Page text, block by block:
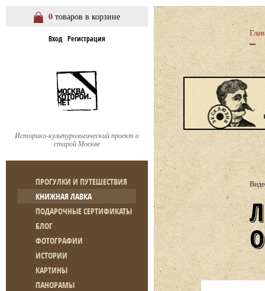
0 товаров в корзине
Вход Регистрация
Историко-культурологический проект о
старой Москве
ПРОГУЛКИ И ПУТЕШЕСТВИЯ
КНИЖНАЯ ЛАВКА
ПОДАРОЧНЫЕ СЕРТИФИКАТЫ
БЛОГ
ФОТОГРАФИИ
ИСТОРИИ
КАРТИНЫ
ПАНОРАМЫ
ЛЕКЦИЯ Е.